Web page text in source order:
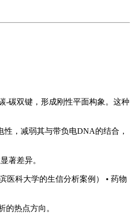
-碳双键，形成刚性平面构象。这种
，减弱其与带负电DNA的结合，
著差异。
医科大学的生信分析案例） • 药物
的热点方向。